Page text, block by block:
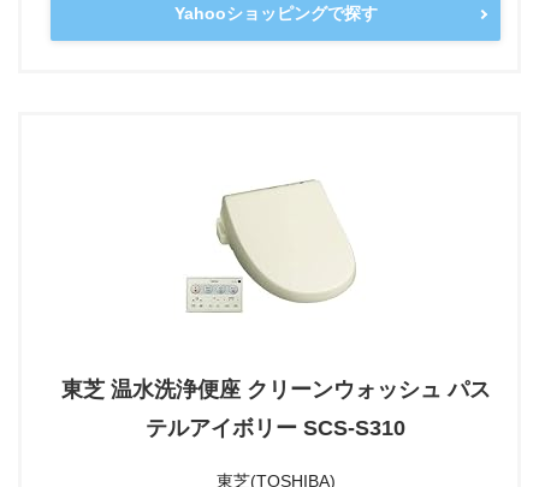
Yahooショッピングで探す
東芝 温水洗浄便座 クリーンウォッシュ パス
テルアイボリー SCS-S310
東芝(TOSHIBA)